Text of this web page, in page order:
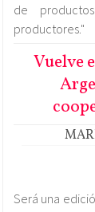
de
productores."
Vuelve
Será una